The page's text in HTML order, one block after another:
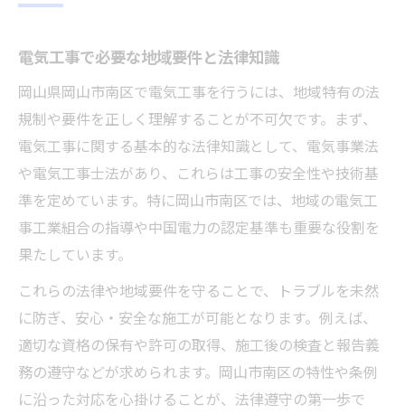
電気工事で必要な地域要件と法律知識
岡山県岡山市南区で電気工事を行うには、地域特有の法
規制や要件を正しく理解することが不可欠です。まず、
電気工事に関する基本的な法律知識として、電気事業法
や電気工事士法があり、これらは工事の安全性や技術基
準を定めています。特に岡山市南区では、地域の電気工
事工業組合の指導や中国電力の認定基準も重要な役割を
果たしています。
これらの法律や地域要件を守ることで、トラブルを未然
に防ぎ、安心・安全な施工が可能となります。例えば、
適切な資格の保有や許可の取得、施工後の検査と報告義
務の遵守などが求められます。岡山市南区の特性や条例
に沿った対応を心掛けることが、法律遵守の第一歩で